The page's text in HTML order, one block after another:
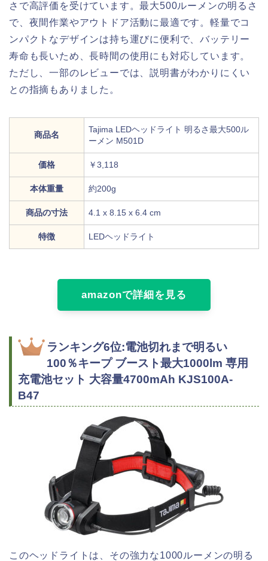
さで高評価を受けています。最大500ルーメンの明るさ
で、夜間作業やアウトドア活動に最適です。軽量でコ
ンパクトなデザインは持ち運びに便利で、バッテリー
寿命も長いため、長時間の使用にも対応しています。
ただし、一部のレビューでは、説明書がわかりにくい
との指摘もありました。
商品名
Tajima LEDヘッドライト 明るさ最大500ル
ーメン M501D
価格 ￥3,118
本体重量 約200g
商品の寸法 ‎4.1 x 8.15 x 6.4 cm
特徴 LEDヘッドライト
amazonで詳細を見る
ランキング6位:電池切れまで明るい
100％キープ ブースト最大1000lm 専用
充電池セット 大容量4700mAh KJS100A-
B47
このヘッドライトは、その強力な1000ルーメンの明る